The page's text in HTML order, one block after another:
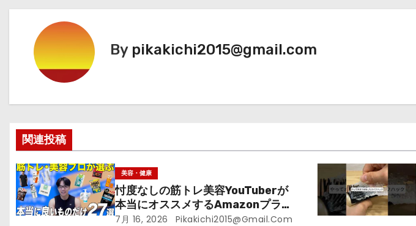
ビ
ゲ
シ
ョ
ン
By pikakichi2015@gmail.com
関連投稿
美容・健康
忖度なしの筋トレ美容YouTuberが
本当にオススメするAmazonプライ
ムデーセールで買うべきもの
7月 16, 2026 Pikakichi2015@gmail.com